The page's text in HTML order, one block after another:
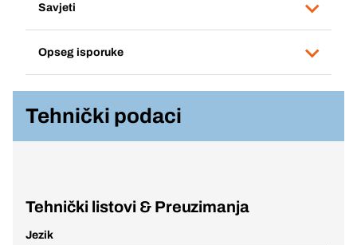
Savjeti
Opseg isporuke
Tehnički podaci
Tehnički listovi & Preuzimanja
Jezik